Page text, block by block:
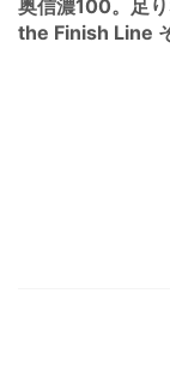
奥信濃100。足
the Finish Line